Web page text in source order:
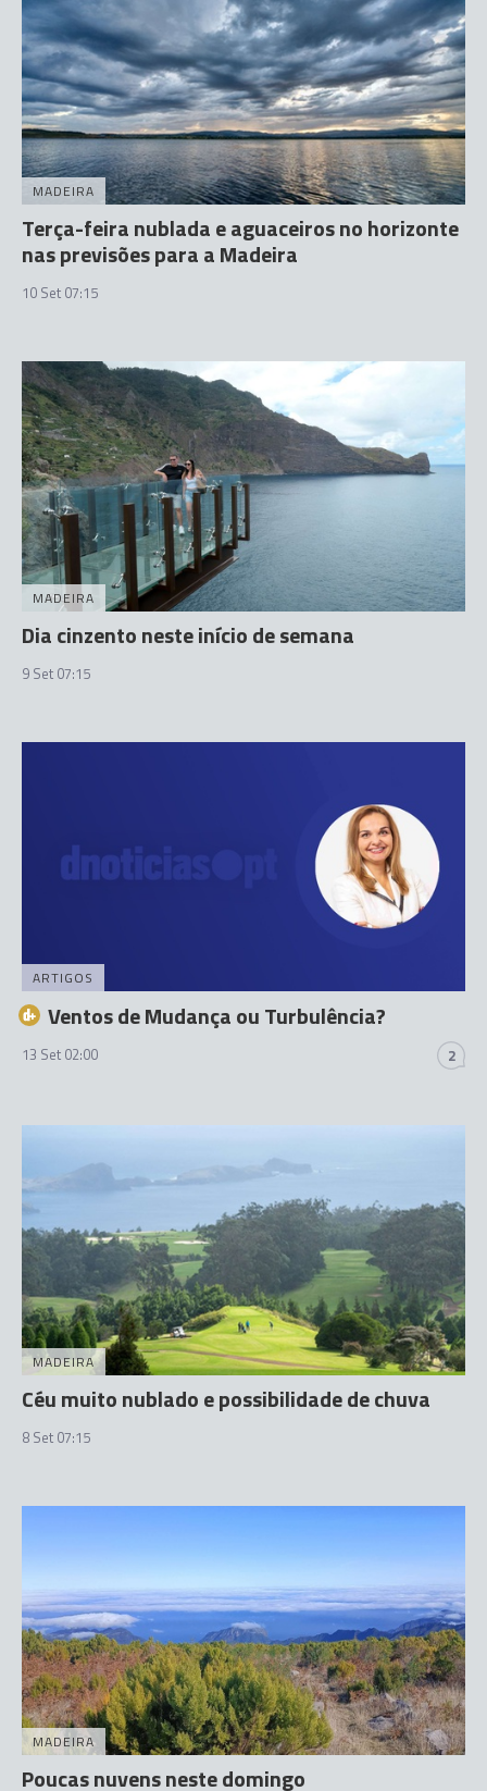
MADEIRA
Terça-feira nublada e aguaceiros no horizonte
nas previsões para a Madeira
10 Set 07:15
MADEIRA
Dia cinzento neste início de semana
9 Set 07:15
ARTIGOS
Ventos de Mudança ou Turbulência?
13 Set 02:00 2
MADEIRA
Céu muito nublado e possibilidade de chuva
8 Set 07:15
MADEIRA
Poucas nuvens neste domingo